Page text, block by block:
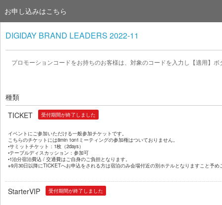
お申し込みはこちら
DIGIDAY BRAND LEADERS 2022-11
プロモーションコードをお持ちのお客様は、対象のコードを入力し【適用】
種類
TICKET
受付期間が終了しました
イベントに ご参加いただける一般参加チケットです。
こちらのチケットには8min 1on1ミーティングの参加権はついておりません。
•サミットチケット： 1枚 （2days）
•テーブルディスカッション ：参加可
•1泊分宿泊費込 / 交通費はご自身のご負担となります。
※9月30日以降にTICKETへお申込をされる方は宿泊のみ会場付近の別ホテルとなりますこと予め
StarterVIP 受付期間が終了しました